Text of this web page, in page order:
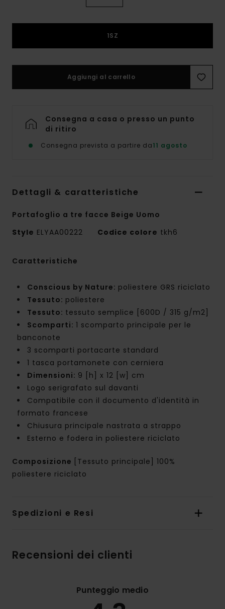
1SZ
Aggiungi al carrello
Consegna a casa o presso un punto
di ritiro
Consegna prevista a partire da11 agosto
Dettagli & caratteristiche
Portafoglio a tre facce Beige Uomo
Style ELYAA00222 Codice colore tkh6
Caratteristiche
Conscious by Nature: poliestere GRS riciclato
Tessuto: poliestere
Tessuto: tessuto semplice [600D / 315 g/m2]
Scomparti: 1 scomparto principale per le
banconote
3 scomparti portacarte standard
1 tasca portamonete con cerniera
Dimensioni: 9 [h] x 12 [w] cm
Logo serigrafato sul davanti
Compatibile con il documento d'identità in
formato francese
Chiusura principale nastrata a strappo
Esterno e fodera in poliestere riciclato
Composizione
[Tessuto principale] 100%
poliestere riciclato
Spedizioni e Resi
Recensioni dei clienti
Punteggio medio